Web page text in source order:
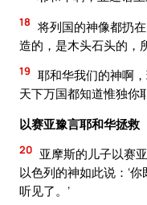
18 将列国的神像都扔
造的，是木头石头的，
19 耶和华我们的神啊
天下万国都知道惟独你
以赛亚豫言耶和华拯救
20 亚摩斯的儿子以赛
以色列的神如此说：‘
听见了。’